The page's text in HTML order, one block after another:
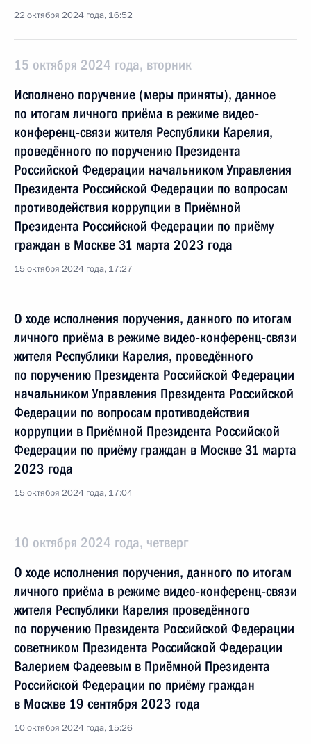
22 октября 2024 года, 16:52
15 октября 2024 года, вторник
Исполнено поручение (меры приняты), данное
по итогам личного приёма в режиме видео-
конференц-связи жителя Республики Карелия,
проведённого по поручению Президента
Российской Федерации начальником Управления
Президента Российской Федерации по вопросам
противодействия коррупции в Приёмной
Президента Российской Федерации по приёму
граждан в Москве 31 марта 2023 года
15 октября 2024 года, 17:27
О ходе исполнения поручения, данного по итогам
личного приёма в режиме видео-конференц-связи
жителя Республики Карелия, проведённого
по поручению Президента Российской Федерации
начальником Управления Президента Российской
Федерации по вопросам противодействия
коррупции в Приёмной Президента Российской
Федерации по приёму граждан в Москве 31 марта
2023 года
15 октября 2024 года, 17:04
10 октября 2024 года, четверг
О ходе исполнения поручения, данного по итогам
личного приёма в режиме видео-конференц-связи
жителя Республики Карелия проведённого
по поручению Президента Российской Федерации
советником Президента Российской Федерации
Валерием Фадеевым в Приёмной Президента
Российской Федерации по приёму граждан
в Москве 19 сентября 2023 года
10 октября 2024 года, 15:26